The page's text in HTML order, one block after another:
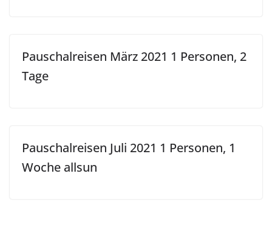
Pauschalreisen März 2021 1 Personen, 2
Tage
Pauschalreisen Juli 2021 1 Personen, 1
Woche allsun